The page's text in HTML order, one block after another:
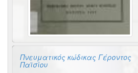
Πνευματικός κώδικας Γέροντος
Παϊσίου